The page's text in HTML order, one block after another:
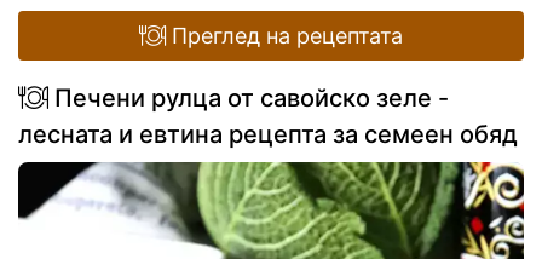
Преглед на рецептата
Печени рулца от савойско зеле -
лесната и евтина рецепта за семеен обяд